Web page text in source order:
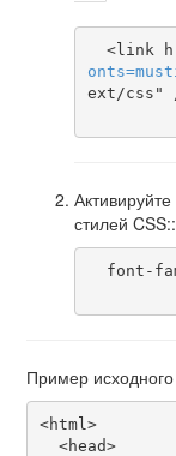
<link
onts=
ext/css"
стилей CSS::
Пример
<html>